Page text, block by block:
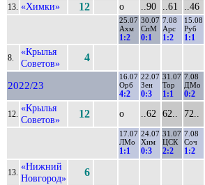
13. «Химки» 12 о ..90 ..61 ..46
25.07
Ахм
1:2
30.07
СпМ
0:1
7.08
Арс
1:2
15.08
Руб
1:1
8.
«Крылья
Советов»
4
2022/23
16.07
Орб
4:2
22.07
Зен
0:3
31.07
Тор
1:1
7.08
ДМо
0:2
12.
«Крылья
Советов»
12 о ..62 62.. 72..
17.07
ЛМо
1:1
24.07
Хим
0:3
31.07
ЦСК
2:2
7.08
Соч
1:2
13.
«Нижний
Новгород»
6